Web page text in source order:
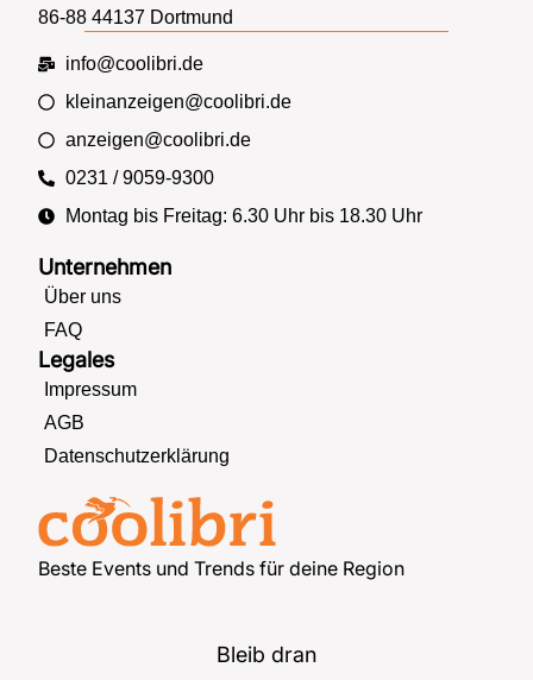
Beste Events und Trends für deine Region
Unternehmen
Über uns
FAQ
Legales
Impressum
AGB
Datenschutzerklärung
86-88 44137 Dortmund
info@coolibri.de
kleinanzeigen@coolibri.de
anzeigen@coolibri.de
0231 / 9059-9300
Montag bis Freitag: 6.30 Uhr bis 18.30 Uhr
Bleib dran